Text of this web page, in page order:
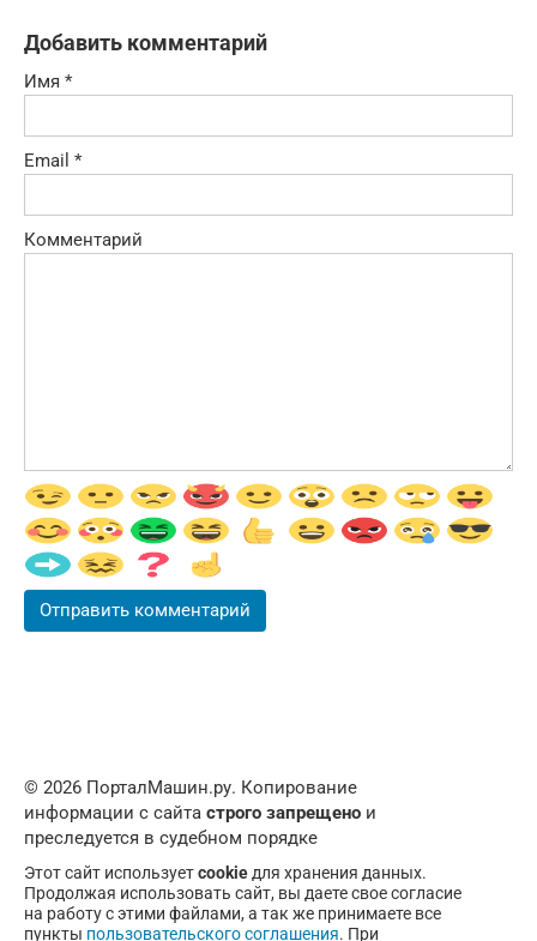
Добавить комментарий
Имя *
Email *
Комментарий
© 2026 ПорталМашин.ру. Копирование
информации с сайта строго запрещено и
преследуется в судебном порядке
Этот сайт используетcookieдля хранения данных.
Продолжая использовать сайт, вы даете свое согласие
на работу с этими файлами, а так же принимаете все
пункты пользовательского соглашения. При